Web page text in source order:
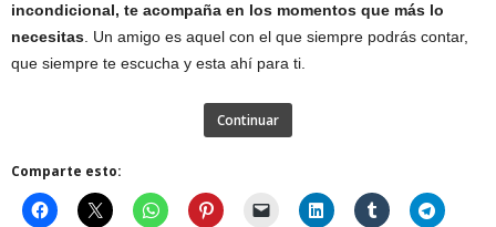
incondicional, te acompaña en los momentos que más lo
necesitas . Un amigo es aquel con el que siempre podrás contar,
que siempre te escucha y esta ahí para ti.
Continuar
Comparte esto: